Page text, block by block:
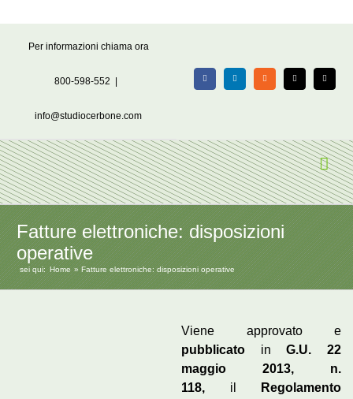
Per informazioni chiama ora
800-598-552
info@studiocerbone.com
FacebookLinkedIn Rss X Email
Fatture elettroniche: disposizioni
operative
sei qui: Home Fatture elettroniche: disposizioni operative
Viene approvato e
pubblicato inG.U. 22
maggio 2013, n.
118, il
Regolamento